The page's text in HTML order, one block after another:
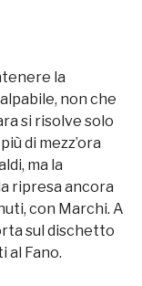
la
non che
si risolve solo
di mezz’ora
ma la
ripresa ancora
con Marchi. A
sul dischetto
al Fano.